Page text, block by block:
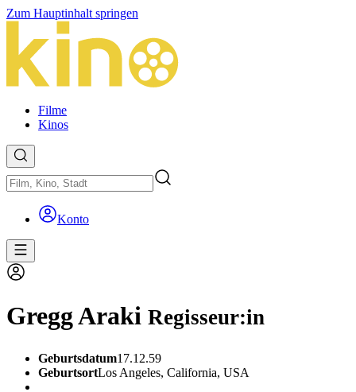
Zum Hauptinhalt springen
Filme
Kinos
Konto
Gregg Araki Regisseur:in
Geburtsdatum17.12.59
GeburtsortLos Angeles, California, USA